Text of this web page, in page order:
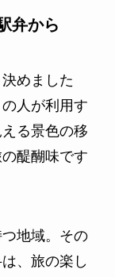
弁から
めました
人が利用す
る景色の移
醍醐味です
地域。その
、旅の楽し